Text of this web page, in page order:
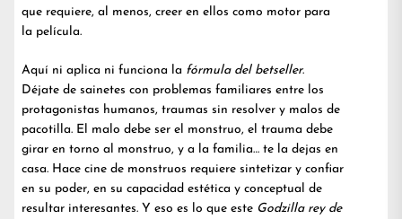
que requiere, al menos, creer en ellos como motor para
la película.
Aquí ni aplica ni funciona la fórmula del betseller.
Déjate de sainetes con problemas familiares entre los
protagonistas humanos, traumas sin resolver y malos de
pacotilla. El malo debe ser el monstruo, el trauma debe
girar en torno al monstruo, y a la familia… te la dejas en
casa. Hace cine de monstruos requiere sintetizar y confiar
en su poder, en su capacidad estética y conceptual de
resultar interesantes. Y eso es lo que este Godzilla rey de